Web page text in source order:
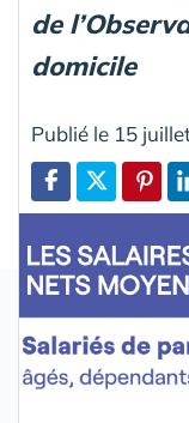
de
domicile
Publié le 15
Partager